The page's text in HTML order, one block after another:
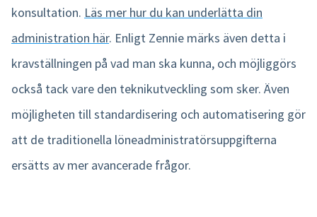
konsultation. Läs mer hur du kan underlätta din
administration här. Enligt Zennie märks även detta i
kravställningen på vad man ska kunna, och möjliggörs
också tack vare den teknikutveckling som sker. Även
möjligheten till standardisering och automatisering gör
att de traditionella löneadministratörsuppgifterna
ersätts av mer avancerade frågor.